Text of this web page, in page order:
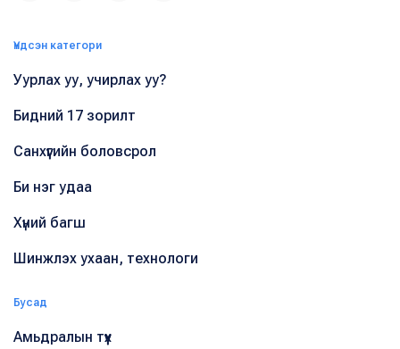
Үндсэн категори
Уурлах уу, учирлах уу?
Бидний 17 зорилт
Санхүүгийн боловсрол
Би нэг удаа
Хүний багш
Шинжлэх ухаан, технологи
Бусад
Амьдралын түүх